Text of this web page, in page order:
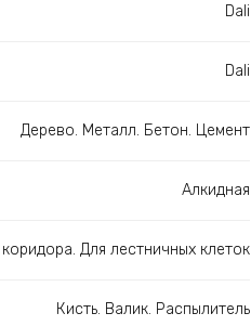
Dali
Dali
Дерево. Металл. Бетон. Цемент
Алкидная
Для лестничных клеток
Кисть. Валик. Распылитель